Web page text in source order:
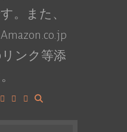
。また、
ンク等添